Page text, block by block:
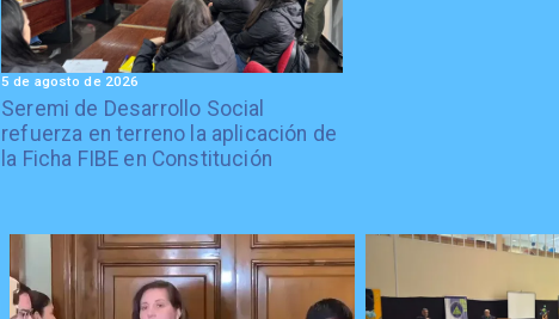
Seremi de Desarrollo Social
refuerza en terreno la aplicación de
la Ficha FIBE en Constitución
5 de agosto de 2026